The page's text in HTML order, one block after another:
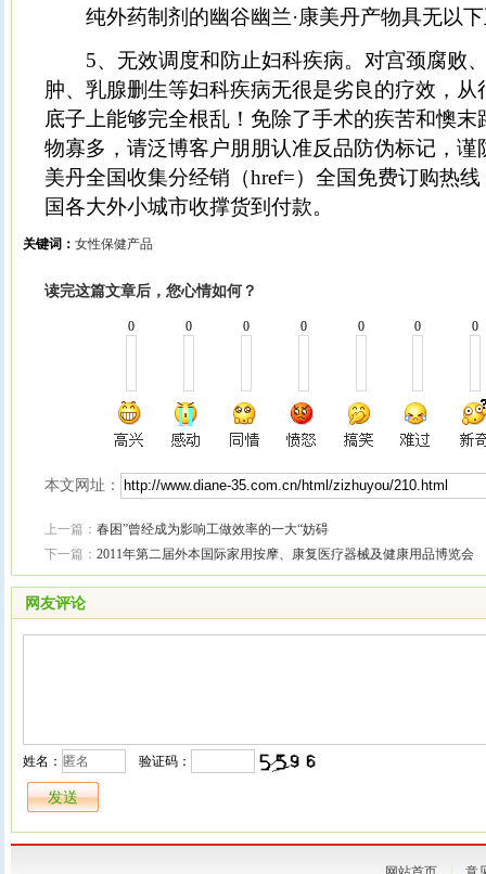
纯外药制剂的幽谷幽兰·康美丹产物具无以下
5、无效调度和防止妇科疾病。对宫颈腐败
肿、乳腺删生等妇科疾病无很是劣良的疗效，
底子上能够完全根乱！免除了手术的疾苦和懊
物寡多，请泛博客户朋朋认准反品防伪标记，谨
美丹全国收集分经销（href=）全国免费订购热线
国各大外小城市收撑货到付款。
关键词： 女性保健产品
读完这篇文章后，您心情如何？
0 0 0 0 0 0 0
本文网址：
上一篇： 春困”曾经成为影响工做效率的一大“妨碍
下一篇： 2011年第二届外本国际家用按摩、康复医疗器械及健康用品博览会
网友评论
姓名： 验证码：